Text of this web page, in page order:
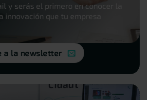
y serás el primero en conocer la
innovación que tu empresa
a la newsletter